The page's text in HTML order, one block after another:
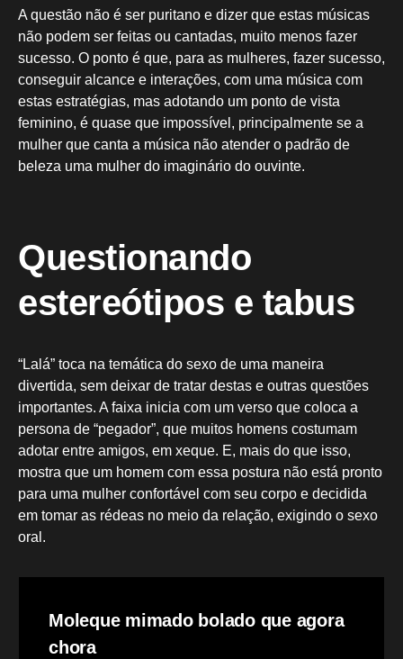
A questão não é ser puritano e dizer que estas músicas
não podem ser feitas ou cantadas, muito menos fazer
sucesso. O ponto é que, para as mulheres, fazer sucesso,
conseguir alcance e interações, com uma música com
estas estratégias, mas adotando um ponto de vista
feminino, é quase que impossível, principalmente se a
mulher que canta a música não atender o padrão de
beleza uma mulher do imaginário do ouvinte.
Questionando
estereótipos e tabus
“Lalá” toca na temática do sexo de uma maneira
divertida, sem deixar de tratar destas e outras questões
importantes. A faixa inicia com um verso que coloca a
persona de “pegador”, que muitos homens costumam
adotar entre amigos, em xeque. E, mais do que isso,
mostra que um homem com essa postura não está pronto
para uma mulher confortável com seu corpo e decidida
em tomar as rédeas no meio da relação, exigindo o sexo
oral.
Moleque mimado bolado que agora
chora